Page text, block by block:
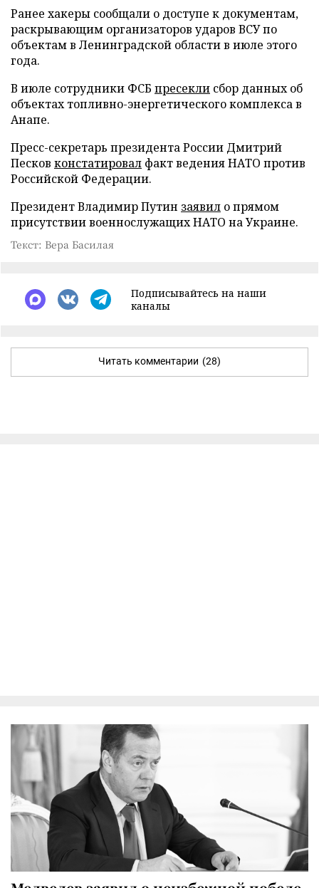
Ранее хакеры сообщали о доступе к документам,
раскрывающим организаторов ударов ВСУ по
объектам в Ленинградской области в июле этого
года.
В июле сотрудники ФСБ пресекли сбор данных об
объектах топливно-энергетического комплекса в
Анапе.
Пресс-секретарь президента России Дмитрий
Песков констатировал факт ведения НАТО против
Российской Федерации.
Президент Владимир Путин заявил о прямом
присутствии военнослужащих НАТО на Украине.
Текст: Вера Басилая
Подписывайтесь на наши
каналы
Читать комментарии (28)